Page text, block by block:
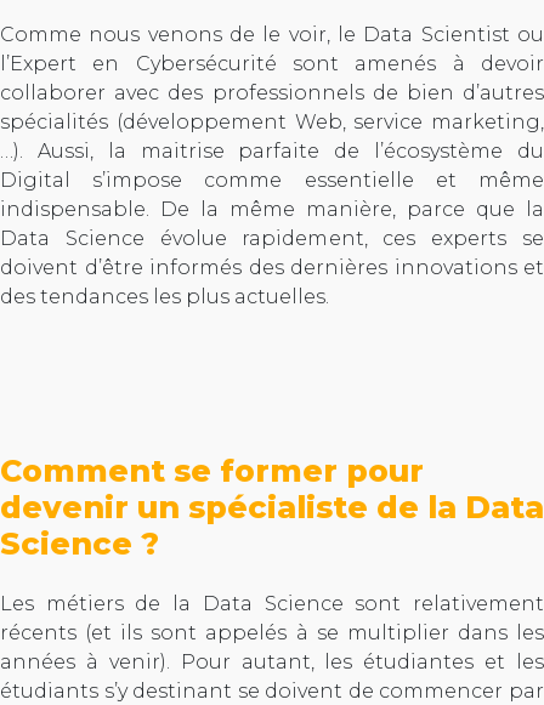
Comme nous venons de le voir, le Data Scientist ou
l’Expert en Cybersécurité sont amenés à devoir
collaborer avec des professionnels de bien d’autres
spécialités (développement Web, service marketing,
…). Aussi, la maitrise parfaite de l’écosystème du
Digital s’impose comme essentielle et même
indispensable. De la même manière, parce que la
Data Science évolue rapidement, ces experts se
doivent d’être informés des dernières innovations et
des tendances les plus actuelles.
Comment se former pour
devenir un spécialiste de la Data
Science ?
Les métiers de la Data Science sont relativement
récents (et ils sont appelés à se multiplier dans les
années à venir). Pour autant, les étudiantes et les
étudiants s’y destinant se doivent de commencer par